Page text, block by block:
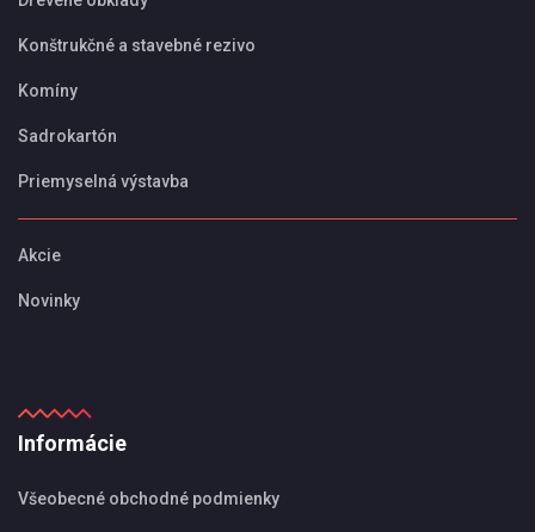
Konštrukčné a stavebné rezivo
Komíny
Sadrokartón
Priemyselná výstavba
Akcie
Novinky
Informácie
Všeobecné obchodné podmienky